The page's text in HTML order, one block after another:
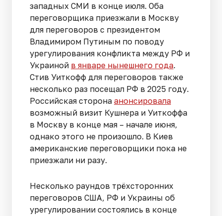
западных СМИ в конце июля. Оба
переговорщика приезжали в Москву
для переговоров с президентом
Владимиром Путиным по поводу
урегулирования конфликта между РФ и
Украиной в январе нынешнего года.
Стив Уиткофф для переговоров также
несколько раз посещал РФ в 2025 году.
Российская сторона анонсировала
возможный визит Кушнера и Уиткоффа
в Москву в конце мая – начале июня,
однако этого не произошло. В Киев
американские переговорщики пока не
приезжали ни разу.
Несколько раундов трёхсторонних
переговоров США, РФ и Украины об
урегулировании состоялись в конце